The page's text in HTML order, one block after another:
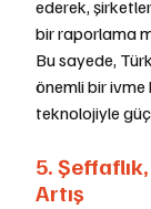
ederek,
bir raporlama
Bu sayede,
önemli bir ivme
teknolojiyle
5.
Artış